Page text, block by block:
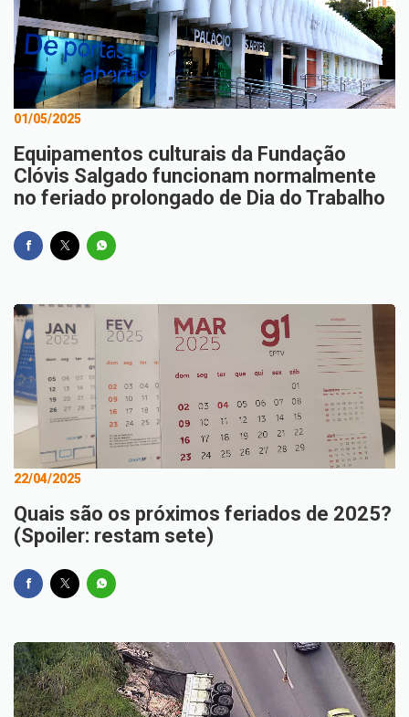
01/05/2025
Equipamentos culturais da Fundação
Clóvis Salgado funcionam normalmente
no feriado prolongado de Dia do Trabalho
22/04/2025
Quais são os próximos feriados de 2025?
(Spoiler: restam sete)